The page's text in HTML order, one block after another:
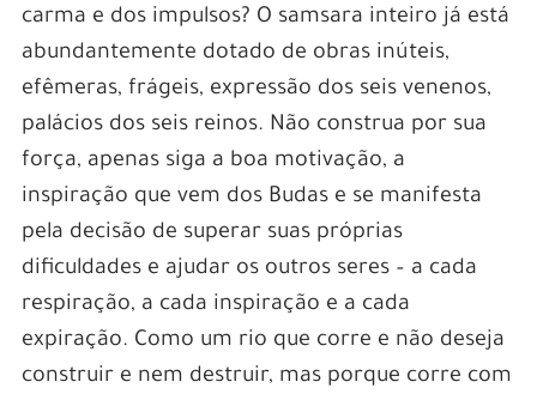
carma e dos impulsos? O samsara inteiro já está
abundantemente dotado de obras inúteis,
efêmeras, frágeis, expressão dos seis venenos,
palácios dos seis reinos. Não construa por sua
força, apenas siga a boa motivação, a
inspiração que vem dos Budas e se manifesta
pela decisão de superar suas próprias
dificuldades e ajudar os outros seres – a cada
respiração, a cada inspiração e a cada
expiração. Como um rio que corre e não deseja
construir e nem destruir, mas porque corre com